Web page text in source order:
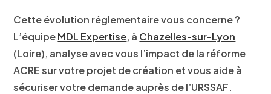
Cette évolution réglementaire vous concerne ?
L’équipeMDL Expertise, à Chazelles-sur-Lyon
(Loire), analyse avec vous l’impact de la réforme
ACRE sur votre projet de création et vous aide à
sécuriser votre demande auprès de l’URSSAF.